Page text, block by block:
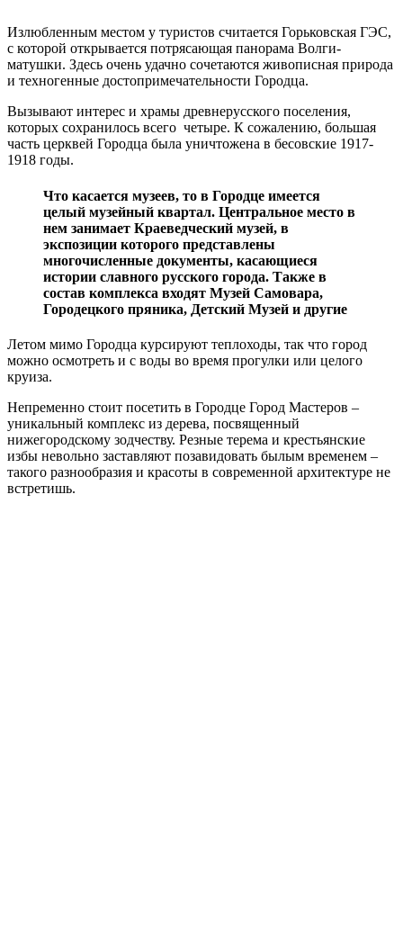
Излюбленным местом у туристов считается Горьковская ГЭС,
с которой открывается потрясающая панорама Волги-
матушки. Здесь очень удачно сочетаются живописная природа
и техногенные достопримечательности Городца.
Вызывают интерес и храмы древнерусского поселения,
которых сохранилось всего четыре. К сожалению, большая
часть церквей Городца была уничтожена в бесовские 1917-
1918 годы.
Что касается музеев, то в Городце имеется
целый музейный квартал. Центральное место в
нем занимает Краеведческий музей, в
экспозиции которого представлены
многочисленные документы, касающиеся
истории славного русского города. Также в
состав комплекса входят Музей Самовара,
Городецкого пряника, Детский Музей и другие
Летом мимо Городца курсируют теплоходы, так что город
можно осмотреть и с воды во время прогулки или целого
круиза.
Непременно стоит посетить в Городце Город Мастеров –
уникальный комплекс из дерева, посвященный
нижегородскому зодчеству. Резные терема и крестьянские
избы невольно заставляют позавидовать былым временем –
такого разнообразия и красоты в современной архитектуре не
встретишь.